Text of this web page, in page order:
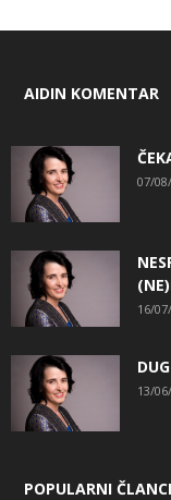
AIDIN KOMENTAR
07/
16/
13/
POPULARNI ČLANCI